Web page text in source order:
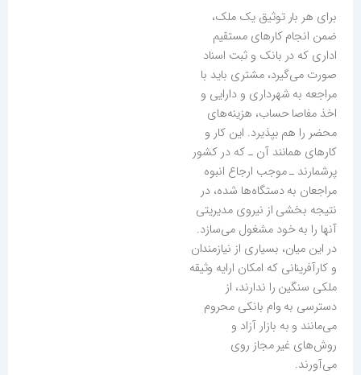
برای هر بار توثیق یک ملک،
ضمن انجام کارهای مستقیم
اداری که در بانک و ثبت اسناد
صورت می‌گیرد، مشتری باید با
مراجعه به شهرداری و دارایی و
اخذ مفاصا حساب، هزینه‌های
محضر را هم بپذیرد. این کار و
کارهای همانند آن ـ که در کشور
پرشمارند ـ موجب ارجاع انبوه
مراجعان به دستگاه‌ها شده، در
نتیجه بخشی از نیروی مدیریتی
آنها را به خود مشغول می‌سازد.
در این میان، بسیاری از نیازمندان
و کارآفرینانی که امکان ارایه وثیقه
ملکی سنگین را ندارند، از
دسترسی به وام بانکی محروم
می‌مانند و به بازار آزاد و
روش‌های غیر مجاز روی
می‌آورند.